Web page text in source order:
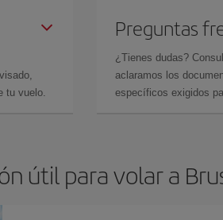
tu vuelo.
Preguntas
¿Tienes dudas?
aclaramos los
específicos exigidos
útil para volar a